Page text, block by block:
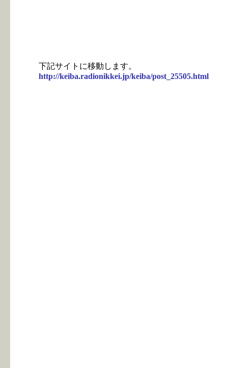
下記サイトに移動します。
http://keiba.radionikkei.jp/keiba/post_25505.html